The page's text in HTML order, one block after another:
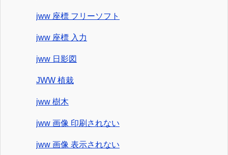
jww 座標 フリーソフト
jww 座標 入力
jww 日影図
JWW 植栽
jww 樹木
jww 画像 印刷されない
jww 画像 表示されない